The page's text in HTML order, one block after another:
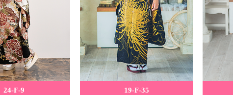
24-F-9 19-F-35